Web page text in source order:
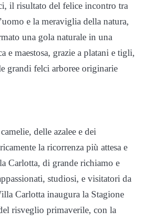
il risultato del felice incontro tra
e la meraviglia della natura,
una gola naturale in una
e maestosa, grazie a platani e tigli,
grandi felci arboree originarie
delle azalee e dei
la ricorrenza più attesa e
Carlotta, di grande richiamo e
studiosi, e visitatori da
Carlotta inaugura la Stagione
risveglio primaverile, con la